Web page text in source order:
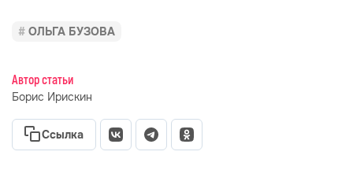
ОЛЬГА БУЗОВА
Автор статьи
Борис Ирискин
Ссылка